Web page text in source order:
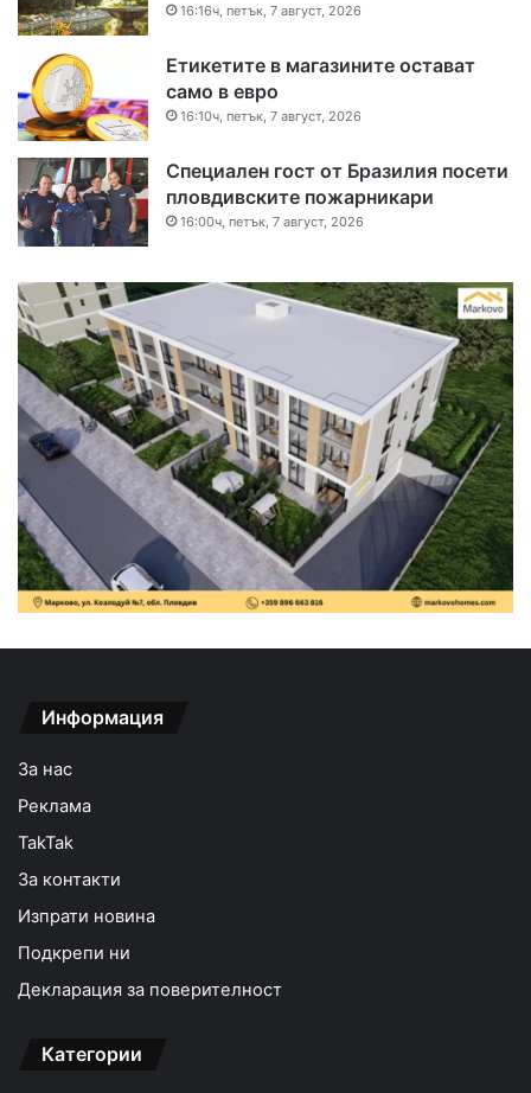
16:16ч, петък, 7 август, 2026
Етикетите в магазините остават
само в евро
16:10ч, петък, 7 август, 2026
Специален гост от Бразилия посети
пловдивските пожарникари
16:00ч, петък, 7 август, 2026
Информация
За нас
Реклама
TakTak
За контакти
Изпрати новина
Подкрепи ни
Декларация за поверителност
Категории